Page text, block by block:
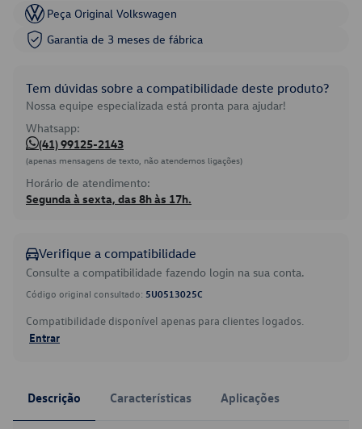
Peça Original Volkswagen
Garantia de 3 meses de fábrica
Tem dúvidas sobre a compatibilidade deste produto?
Nossa equipe especializada está pronta para ajudar!
Whatsapp:
(41) 99125-2143
(apenas mensagens de texto, não atendemos ligações)
Horário de atendimento:
Segunda à sexta, das 8h às 17h.
Verifique a compatibilidade
Consulte a compatibilidade fazendo login na sua conta.
Código original consultado: 5U0513025C
Compatibilidade disponível apenas para clientes logados.
Entrar
Descrição Características Aplicações